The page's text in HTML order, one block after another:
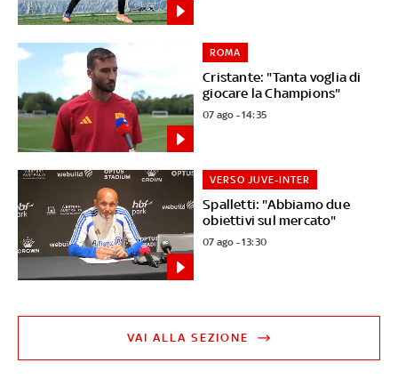
Cristante: "Tanta voglia di
giocare la Champions"
ROMA
07 ago - 14:35
Spalletti: "Abbiamo due
obiettivi sul mercato"
VERSO JUVE-INTER
07 ago - 13:30
VAI ALLA SEZIONE